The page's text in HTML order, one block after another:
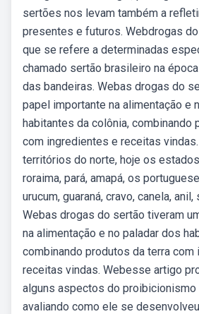
sertões nos levam também a
presentes e futuros. Webdrogas
que se refere a determinadas
chamado sertão brasileiro na
das bandeiras. Webas drogas do
papel importante na alimentação e
habitantes da colônia, combinando
com ingredientes e receitas
territórios do norte, hoje os
roraima, pará, amapá, os
urucum, guaraná, cravo, canela, anil,
Webas drogas do sertão tiveram
na alimentação e no paladar dos
combinando produtos da terra com
receitas vindas. Webesse artigo
alguns aspectos do proibicionismo
avaliando como ele se